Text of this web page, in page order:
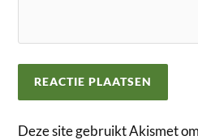
Deze site gebruikt Akismet